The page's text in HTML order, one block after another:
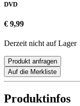
DVD
€ 9,99
Derzeit nicht auf Lager
Produkt anfragen
Auf die Merkliste
Produktinfos